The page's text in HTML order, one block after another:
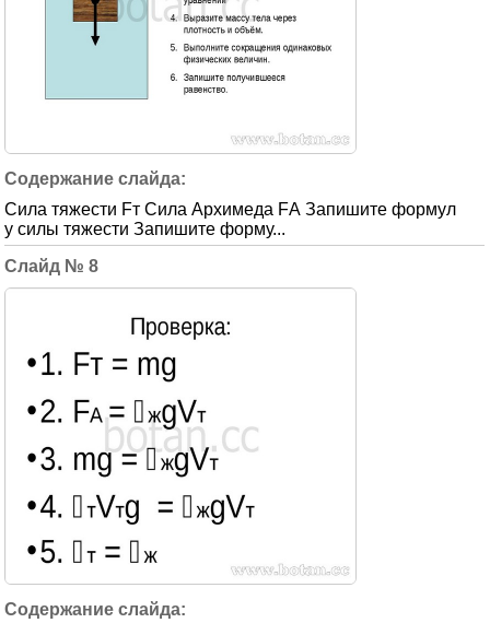
Сила тяжести Fт Сила Архимеда FА Запишите формул
у силы тяжести Запишите форму...
8